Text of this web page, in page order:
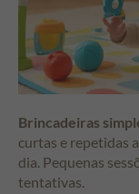
Brincadeiras
curtas e repetidas
dia. Pequenas
tentativas.